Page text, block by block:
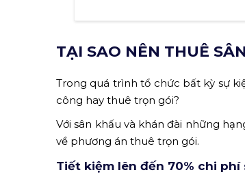
TẠI SAO NÊN THUÊ
Trong quá trình tổ chức bất kỳ sự
công hay thuê trọn gói?
Với sân khấu và khán đài những
về phương án thuê trọn gói.
Tiết kiệm lên đến 70% chi